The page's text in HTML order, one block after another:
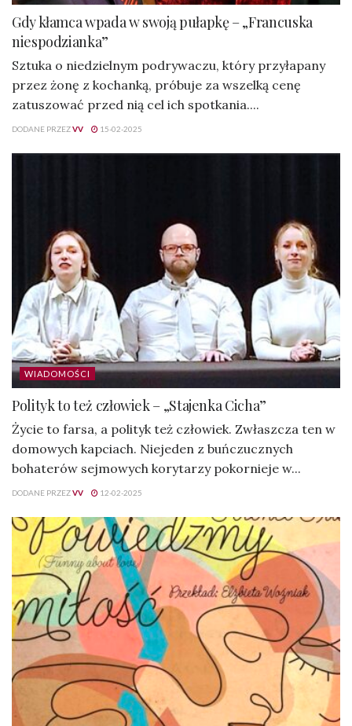
Gdy kłamca wpada w swoją pułapkę – „Francuska
niespodzianka”
Sztuka o niedzielnym podrywaczu, który przyłapany
przez żonę z kochanką, próbuje za wszelką cenę
zatuszować przed nią cel ich spotkania....
DODANE PRZEZVV 15-02-2025
WIADOMOŚCI
Polityk to też człowiek – „Stajenka Cicha”
Życie to farsa, a polityk też człowiek. Zwłaszcza ten w
domowych kapciach. Niejeden z buńczucznych
bohaterów sejmowych korytarzy pokornieje w...
DODANE PRZEZVV 12-02-2025